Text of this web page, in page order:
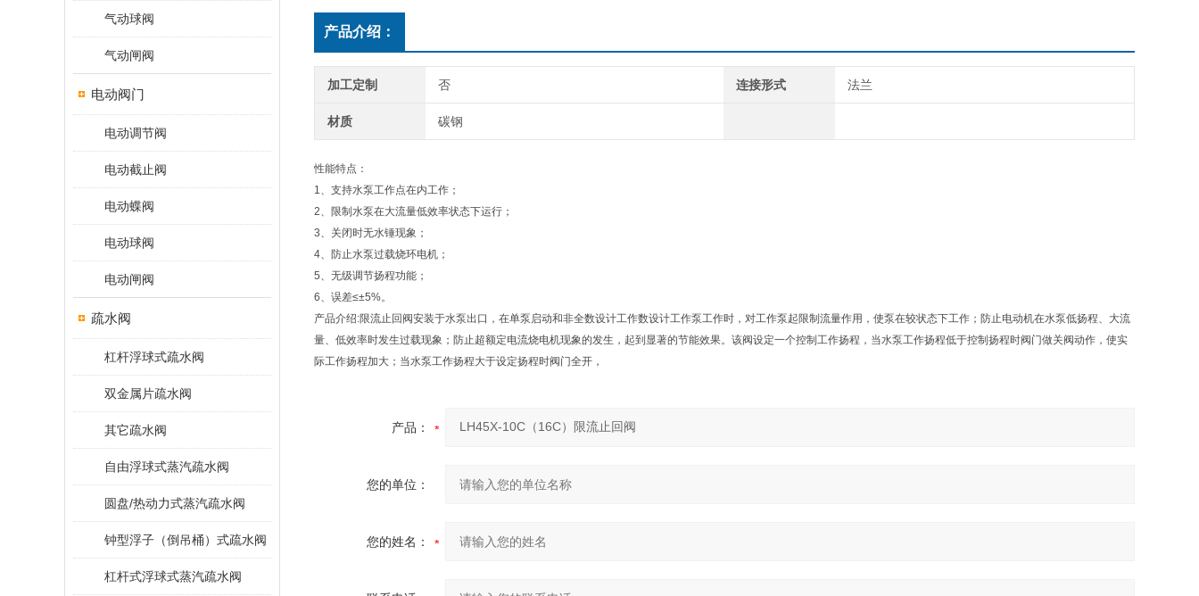
气动球阀
气动闸阀
电动阀门
电动调节阀
电动截止阀
电动蝶阀
电动球阀
电动闸阀
疏水阀
杠杆浮球式疏水阀
双金属片疏水阀
其它疏水阀
自由浮球式蒸汽疏水阀
圆盘/热动力式蒸汽疏水阀
钟型浮子（倒吊桶）式疏水阀
杠杆式浮球式蒸汽疏水阀
产品介绍：
加工定制 否 连接形式 法兰
材质 碳钢
性能特点：
1、支持水泵工作点在内工作；
2、限制水泵在大流量低效率状态下运行；
3、关闭时无水锤现象；
4、防止水泵过载烧环电机；
5、无级调节扬程功能；
6、误差≤±5%。
产品介绍:限流止回阀安装于水泵出口，在单泵启动和非全数设计工作数设计工作泵工作时，对工作泵起限制流量作用，使泵在较状态下工作；防止电动机在水泵低扬程、大流
量、低效率时发生过载现象；防止超额定电流烧电机现象的发生，起到显著的节能效果。该阀设定一个控制工作扬程，当水泵工作扬程低于控制扬程时阀门做关阀动作，使实
际工作扬程加大；当水泵工作扬程大于设定扬程时阀门全开，
产品：
您的单位：
您的姓名：